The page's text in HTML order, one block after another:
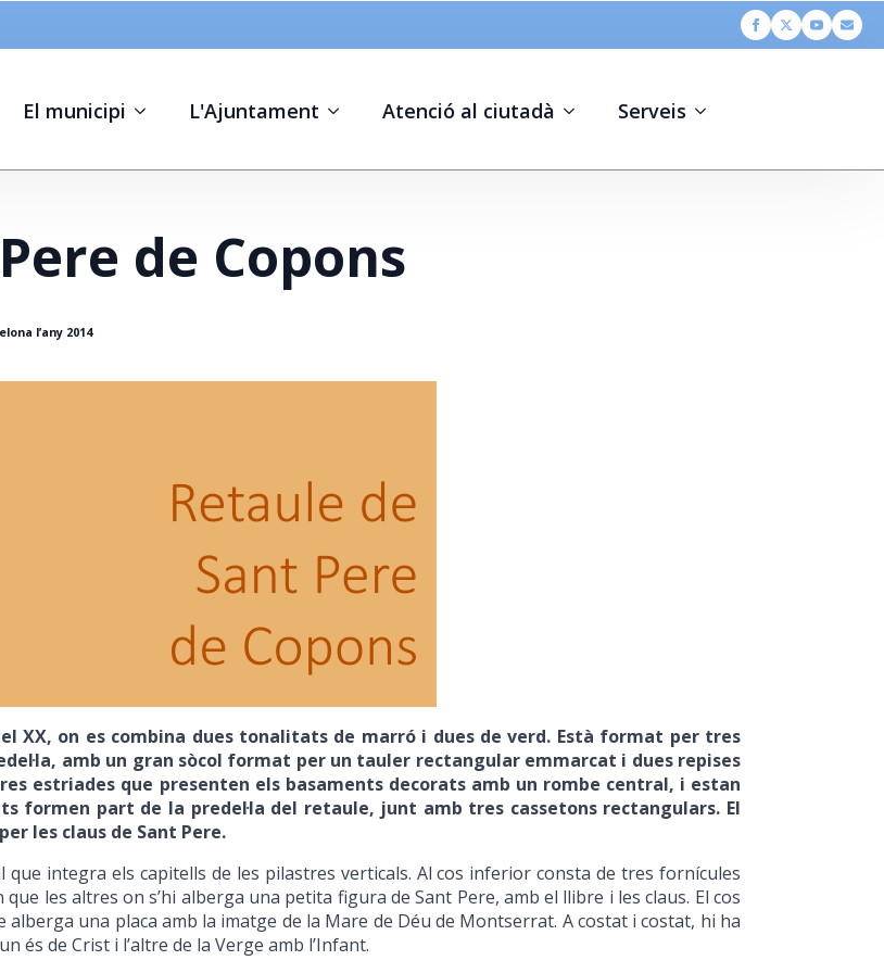
El municipi L'Ajuntament Atenció al ciutadà Serveis
de Copons
l’any 2014
XX, on es combina dues tonalitats de marró i dues de verd. Està format per tres
amb un gran sòcol format per un tauler rectangular emmarcat i dues repises
estriades que presenten els basaments decorats amb un rombe central, i estan
formen part de la predel·la del retaule, junt amb tres cassetons rectangulars. El
les claus de Sant Pere.
integra els capitells de les pilastres verticals. Al cos inferior consta de tres fornícules
les altres on s’hi alberga una petita figura de Sant Pere, amb el llibre i les claus. El cos
una placa amb la imatge de la Mare de Déu de Montserrat. A costat i costat, hi ha
de Crist i l’altre de la Verge amb l’Infant.